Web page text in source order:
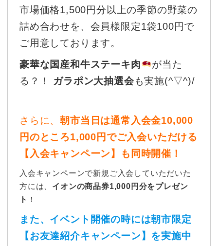
市場価格1,500円分以上の季節の野菜の
詰め合わせを、会員様限定1袋100円で
ご用意しております。
豪華な国産和牛ステーキ肉
が当た
る？！ ガラポン大抽選会も実施(^▽^)/
さらに、朝市当日は通常入会金10,000
円のところ1,000円でご入会いただける
【入会キャンペーン】も同時開催！
入会キャンペーンで新規ご入会していただいた
方には、 イオンの商品券1,000円分をプレゼン
ト
！
また、イベント開催の時には朝市限定
【お友達紹介キャンペーン】を実施中